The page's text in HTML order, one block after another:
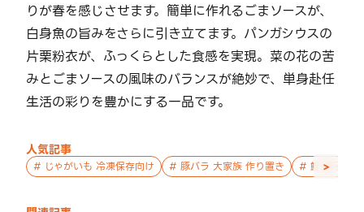
りが春を感じさせます。簡単に作れるごまソースが、
白身魚の旨みをさらに引き立てます。パンガシウスの
片栗粉衣が、ふっくらとした食感を実現。菜の花の苦
みとごまソースの風味のバランスが絶妙で、単身赴任
生活の彩りを豊かにする一品です。
人気記事
# じゃがいも 冷凍保存向け # 豚バラ 大家族 作り置き # 鮭 親子 作
>